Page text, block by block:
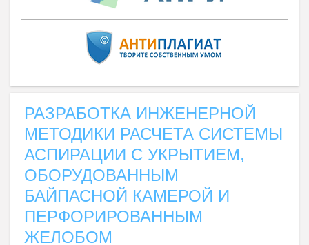
РАЗРАБОТКА ИНЖЕНЕРНОЙ
МЕТОДИКИ РАСЧЕТА СИСТЕМЫ
АСПИРАЦИИ С УКРЫТИЕМ,
ОБОРУДОВАННЫМ
БАЙПАСНОЙ КАМЕРОЙ И
ПЕРФОРИРОВАННЫМ
ЖЕЛОБОМ